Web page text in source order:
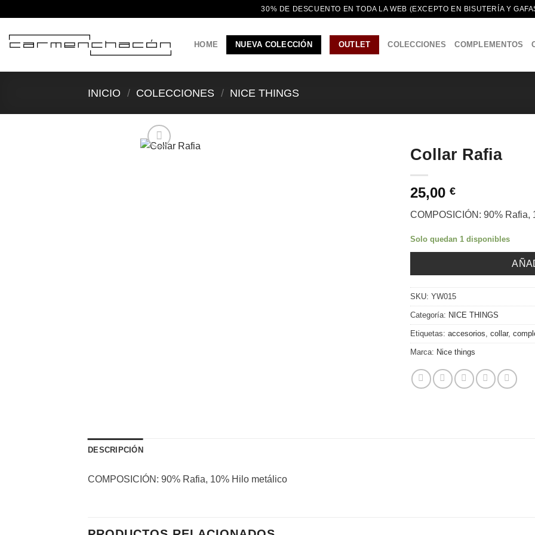
contenido
30% DE DESCUENTO EN TODA LA WEB (EXCEPTO EN BISUTERÍA Y
HOME NUEVA COLECCIÓN OUTLET COLECCIONES COMPLEMENTOS
INICIO / COLECCIONES / NICE THINGS
Collar Rafia
25,00 €
COMPOSICIÓN: 90% Rafia,
Solo quedan 1 disponibles
SKU: YW015
Categoría: NICE THINGS
Etiquetas: accesorios, collar,
Marca: Nice things
DESCRIPCIÓN
COMPOSICIÓN: 90% Rafia, 10% Hilo metálico